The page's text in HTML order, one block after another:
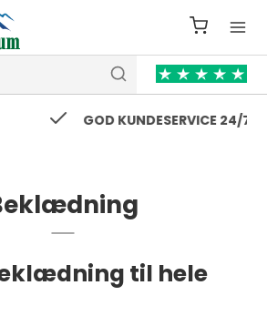
GOD KUNDESERVICE 24/7
til hele